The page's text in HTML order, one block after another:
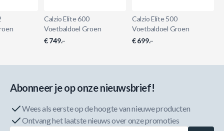
Calzio Elite 600
Voetbaldoel Groen
€ 749.–
Calzio Elite 500
Voetbaldoel Groen
€ 699.–
Abonneer je op onze nieuwsbrief!
Wees als eerste op de hoogte van nieuwe producten
Ontvang het laatste nieuws over onze promoties